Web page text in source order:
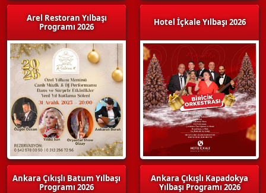
Arel Restoran Yılbaşı
Programı 2026
Ankara Çıkışlı Batum Yılbaşı
Programı 2026
Hotel İçkale Yılbaşı 2026
Ankara Çıkışlı Kapadokya
Yılbaşı Programı 2026